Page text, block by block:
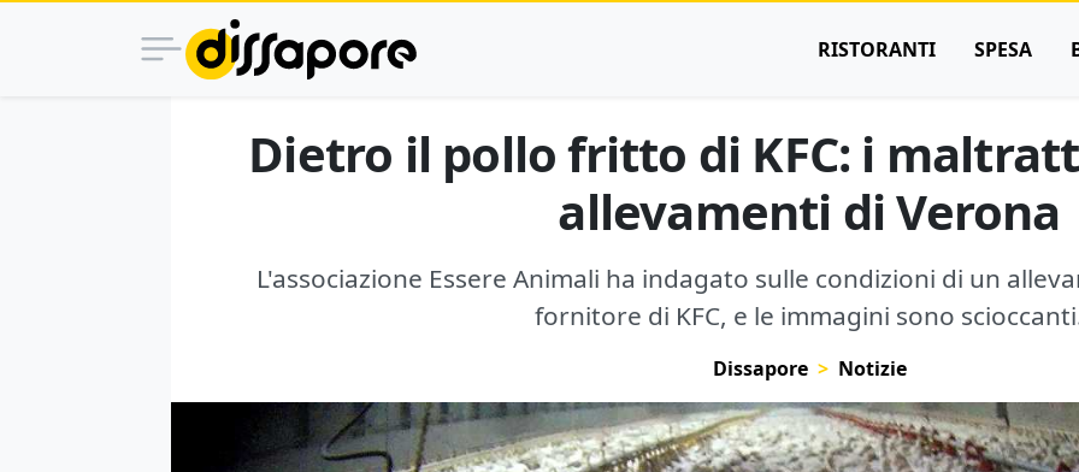
RISTORANTI SPESA
Dietro il pollo fritto di KFC: i
allevamenti di Verona
L'associazione Essere Animali ha indagato sulle condizioni di un
fornitore di KFC, e le immagini sono
Dissapore Notizie